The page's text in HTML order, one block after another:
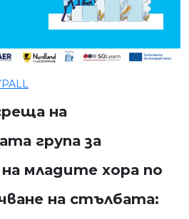
на
група за
младите хора по
на стълбата: